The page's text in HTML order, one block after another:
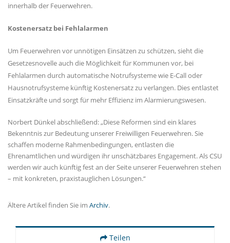
innerhalb der Feuerwehren.
Kostenersatz bei Fehlalarmen
Um Feuerwehren vor unnötigen Einsätzen zu schützen, sieht die
Gesetzesnovelle auch die Möglichkeit für Kommunen vor, bei
Fehlalarmen durch automatische Notrufsysteme wie E-Call oder
Hausnotrufsysteme künftig Kostenersatz zu verlangen. Dies entlastet
Einsatzkräfte und sorgt für mehr Effizienz im Alarmierungswesen.
Norbert Dünkel abschließend: „Diese Reformen sind ein klares
Bekenntnis zur Bedeutung unserer Freiwilligen Feuerwehren. Sie
schaffen moderne Rahmenbedingungen, entlasten die
Ehrenamtlichen und würdigen ihr unschätzbares Engagement. Als CSU
werden wir auch künftig fest an der Seite unserer Feuerwehren stehen
– mit konkreten, praxistauglichen Lösungen.“
Ältere Artikel finden Sie im Archiv.
Teilen